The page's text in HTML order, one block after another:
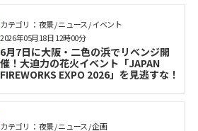
カテゴリ： 夜景 / ニュース / イベント
6月7日に大阪・二色の浜でリベンジ開
催！大迫力の花火イベント「JAPAN
FIREWORKS EXPO 2026」を見逃すな！
2026年05月18日 12時00分
カテゴリ： 夜景 / ニュース / 企画